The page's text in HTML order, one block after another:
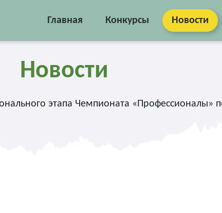
Главная Конкурсы Новости
Новости
этапа Чемпионата «Профессионалы»